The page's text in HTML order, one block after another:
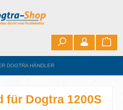
DOGTRA HÄNDLER
für Dogtra 1200S